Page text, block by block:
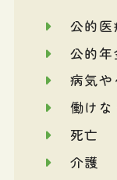
公的
公的
病気や
働け
死亡
介護